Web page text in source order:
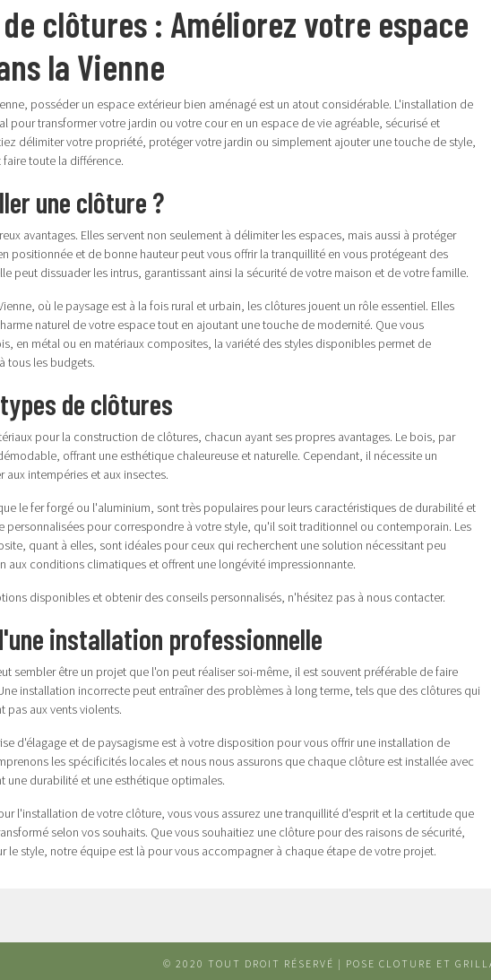
clôtures : Améliorez votre espace
la Vienne
posséder un espace extérieur bien aménagé est un atout considérable. L'installation de
pour transformer votre jardin ou votre cour en un espace de vie agréable, sécurisé et
délimiter votre propriété, protéger votre jardin ou simplement ajouter une touche de style,
toute la différence.
une clôture ?
avantages. Elles servent non seulement à délimiter les espaces, mais aussi à protéger
positionnée et de bonne hauteur peut vous offrir la tranquillité en vous protégeant des
peut dissuader les intrus, garantissant ainsi la sécurité de votre maison et de votre famille.
où le paysage est à la fois rural et urbain, les clôtures jouent un rôle essentiel. Elles
naturel de votre espace tout en ajoutant une touche de modernité. Que vous
en métal ou en matériaux composites, la variété des styles disponibles permet de
tous les budgets.
de clôtures
pour la construction de clôtures, chacun ayant ses propres avantages. Le bois, par
offrant une esthétique chaleureuse et naturelle. Cependant, il nécessite un
aux intempéries et aux insectes.
le fer forgé ou l'aluminium, sont très populaires pour leurs caractéristiques de durabilité et
personnalisées pour correspondre à votre style, qu'il soit traditionnel ou contemporain. Les
quant à elles, sont idéales pour ceux qui recherchent une solution nécessitant peu
aux conditions climatiques et offrent une longévité impressionnante.
disponibles et obtenir des conseils personnalisés, n'hésitez pas à nous contacter.
installation professionnelle
sembler être un projet que l'on peut réaliser soi-même, il est souvent préférable de faire
installation incorrecte peut entraîner des problèmes à long terme, tels que des clôtures qui
pas aux vents violents.
d'élagage et de paysagisme est à votre disposition pour vous offrir une installation de
les spécificités locales et nous nous assurons que chaque clôture est installée avec
une durabilité et une esthétique optimales.
l'installation de votre clôture, vous vous assurez une tranquillité d'esprit et la certitude que
selon vos souhaits. Que vous souhaitiez une clôture pour des raisons de sécurité,
le style, notre équipe est là pour vous accompagner à chaque étape de votre projet.
© 2020 TOUT DROIT RÉSERVÉ | POSE CLOTURE ET